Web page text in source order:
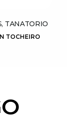
TANATORIO
TOCHEIRO